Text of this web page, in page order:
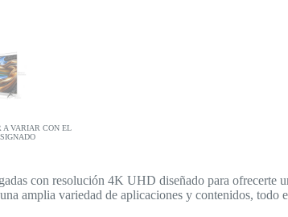
A VARIAR CON EL
con resolución 4K UHD diseñado para ofrecerte
amplia variedad de aplicaciones y contenidos, todo